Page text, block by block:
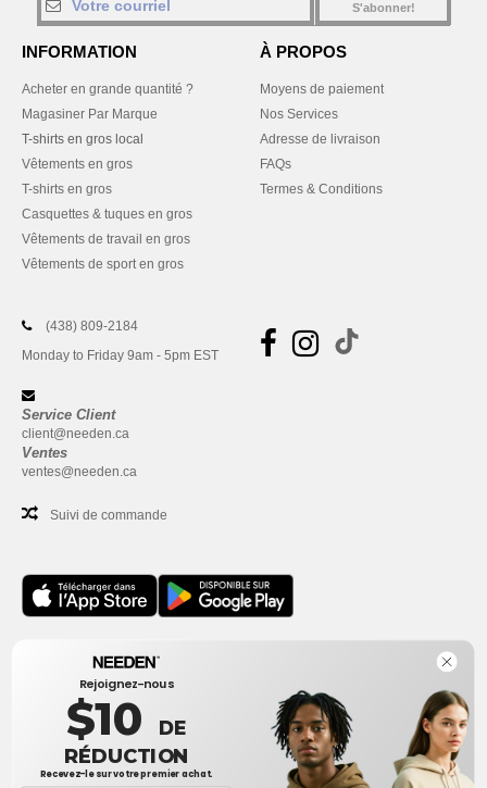
S'abonner!
INFORMATION
Acheter en grande quantité ?
Magasiner Par Marque
T-shirts en gros local
Vêtements en gros
T-shirts en gros
Casquettes & tuques en gros
Vêtements de travail en gros
Vêtements de sport en gros
À PROPOS
Moyens de paiement
Nos Services
Adresse de livraison
FAQs
Termes & Conditions
(438) 809-2184
Monday to Friday 9am - 5pm EST
Service Client
client@needen.ca
Ventes
ventes@needen.ca
Suivi de commande
Bureau
One Dundas Street West Suite 2500
Toronto, Ontario, M5G 1Z3
Ceci n'est PAS l'adresse de retour. Pour les retours, voir ici
Bureau
Rejoignez-nous
$10 DE
RÉDUCTION
Recevez-le sur votre premier achat.